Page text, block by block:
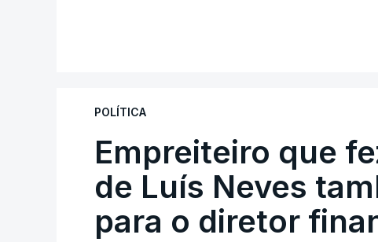
POLÍTICA
Empreiteiro que
de Luís Neves
para o diretor